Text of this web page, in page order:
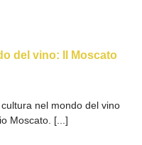
del vino: Il Moscato
nel mondo del vino
Moscato. [...]